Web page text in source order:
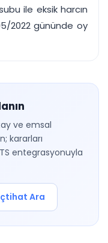
ile eksik harcın
2022 gününde oy
ve emsal
kararları
entegrasyonuyla
Ara